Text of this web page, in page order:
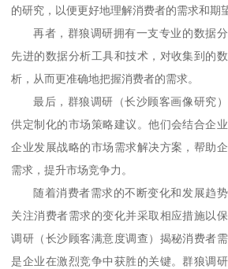
的研究，以便更好地理解消费者的需求和期
再者，群狼调研拥有一支专业的数据
先进的数据分析工具和技术，对收集到的
析，从而更准确地把握消费者的需求。
最后，群狼调研 （长沙顾客画像研究）
供定制化的市场策略建议。他们会结合企
企业发展战略的市场需求解决方案，帮助
需求，提升市场竞争力。
随着消费者需求的不断变化和发展趋
关注消费者需求的变化并采取相应措施以
调研 （长沙顾客满意度调查） 揭秘消费者
是企业在激烈竞争中获胜的关键。群狼调